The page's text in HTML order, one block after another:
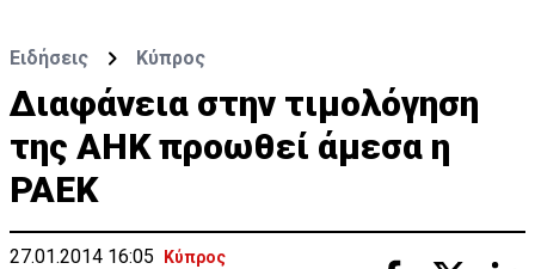
Ειδήσεις Κύπρος
Διαφάνεια στην τιμολόγηση
της ΑΗΚ προωθεί άμεσα η
ΡΑΕΚ
27.01.2014 16:05 Κύπρος